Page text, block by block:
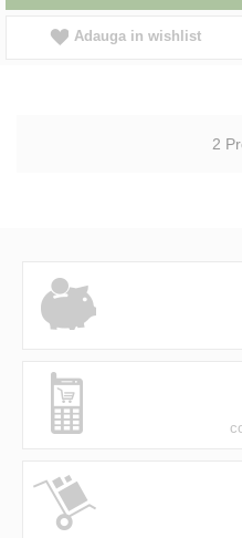
Adauga in wishlist
2